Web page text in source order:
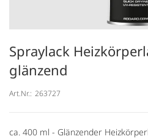
Spraylack
glänzend
Art.Nr.: 263727
ca. 400 ml - Glänzender